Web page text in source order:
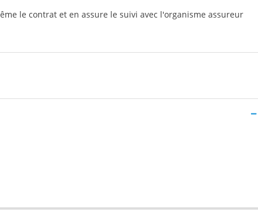
le contrat et en assure le suivi avec l'organisme assureur